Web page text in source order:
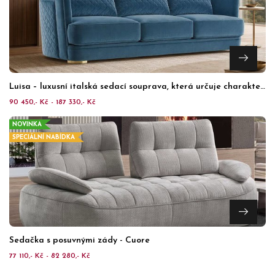
Luisa – luxusní italská sedací souprava, která určuje charakter interiéru
90 450,- Kč - 187 330,- Kč
NOVINKA
SPECIÁLNÍ NABÍDKA
Sedačka s posuvnými zády - Cuore
77 110,- Kč - 82 280,- Kč